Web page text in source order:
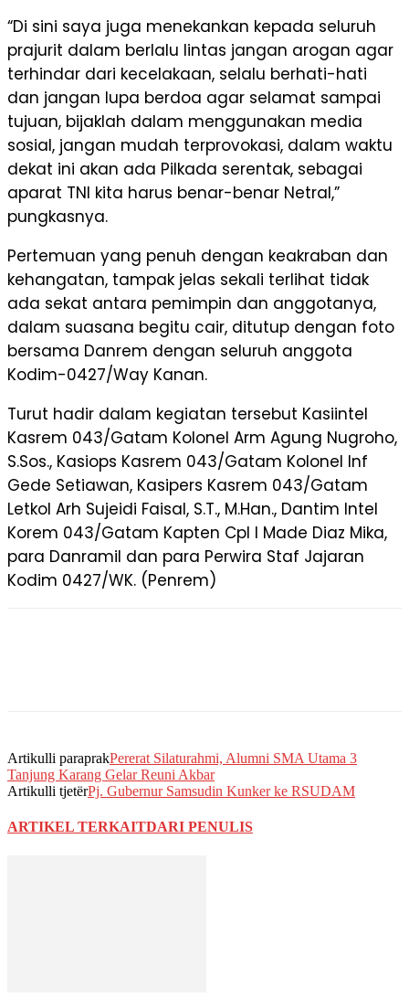
“Di sini saya juga menekankan kepada seluruh
prajurit dalam berlalu lintas jangan arogan agar
terhindar dari kecelakaan, selalu berhati-hati
dan jangan lupa berdoa agar selamat sampai
tujuan, bijaklah dalam menggunakan media
sosial, jangan mudah terprovokasi, dalam waktu
dekat ini akan ada Pilkada serentak, sebagai
aparat TNI kita harus benar-benar Netral,”
pungkasnya.
Pertemuan yang penuh dengan keakraban dan
kehangatan, tampak jelas sekali terlihat tidak
ada sekat antara pemimpin dan anggotanya,
dalam suasana begitu cair, ditutup dengan foto
bersama Danrem dengan seluruh anggota
Kodim-0427/Way Kanan.
Turut hadir dalam kegiatan tersebut Kasiintel
Kasrem 043/Gatam Kolonel Arm Agung Nugroho,
S.Sos., Kasiops Kasrem 043/Gatam Kolonel Inf
Gede Setiawan, Kasipers Kasrem 043/Gatam
Letkol Arh Sujeidi Faisal, S.T., M.Han., Dantim Intel
Korem 043/Gatam Kapten Cpl I Made Diaz Mika,
para Danramil dan para Perwira Staf Jajaran
Kodim 0427/WK. (Penrem)
Artikulli paraprakPererat Silaturahmi, Alumni SMA Utama 3
Tanjung Karang Gelar Reuni Akbar
Artikulli tjetërPj. Gubernur Samsudin Kunker ke RSUDAM
ARTIKEL TERKAITDARI PENULIS